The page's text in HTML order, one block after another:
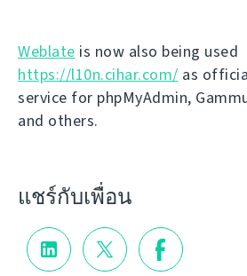
Weblate is now also being used
https://l10n.cihar.com/ as
service for phpMyAdmin,
and others.
แชร์กับเพื่อน